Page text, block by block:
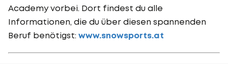
Academy vorbei. Dort findest du alle
Informationen, die du über diesen spannenden
Beruf benötigst: www.snowsports.at